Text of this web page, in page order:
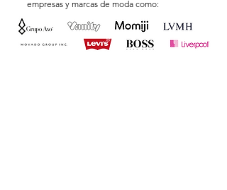
empresas y marcas de moda como: